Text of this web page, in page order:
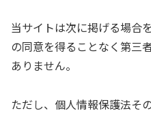
当サイトは次に掲げる場合
の同意を得ることなく第三
ありません。
ただし、個人情報保護法そ